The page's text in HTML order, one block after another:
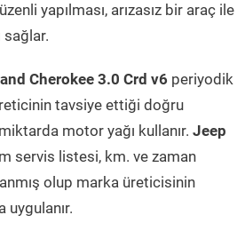
yapılması, arızasız bir araç ile
sağlar.
Cherokee 3.0 Crd v6 periyodik
tavsiye ettiği doğru
motor yağı kullanır. Jeep
servis listesi, km. ve zaman
olup marka üreticisinin